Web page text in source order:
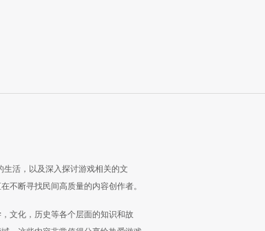
活，以及深入探讨游戏相关的文
不断寻找民间高质量的内容创作者。
文化，历史等各个层面的知识和故